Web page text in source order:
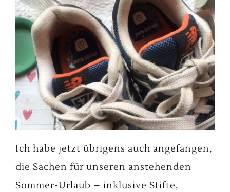
Ich habe jetzt übrigens auch angefangen,
die Sachen für unseren anstehenden
Sommer-Urlaub – inklusive Stifte,